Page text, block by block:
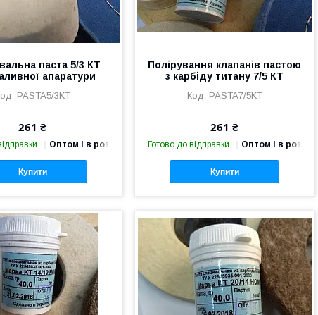
паста 5/3 КТ
апаратури
PASTA5/3KT
261 ₴
Оптом і в роздріб
Купити
Полірування клапанів пастою
з карбіду титану 7/5 КТ
PASTA7/5KT
261 ₴
Готово до відправки Оптом і в роздріб
Купити